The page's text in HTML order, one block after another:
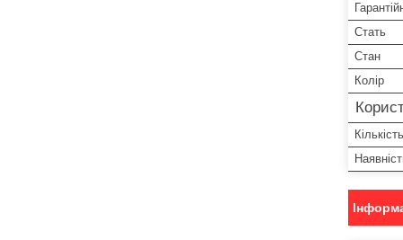
Стать
Стан
Колір